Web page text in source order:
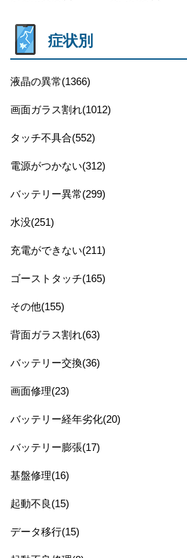
症状別
液晶の異常(1366)
画面ガラス割れ(1012)
タッチ不具合(552)
電源がつかない(312)
バッテリー異常(299)
水没(251)
充電ができない(211)
ゴーストタッチ(165)
その他(155)
背面ガラス割れ(63)
バッテリー交換(36)
画面修理(23)
バッテリー経年劣化(20)
バッテリー膨張(17)
基盤修理(16)
起動不良(15)
データ移行(15)